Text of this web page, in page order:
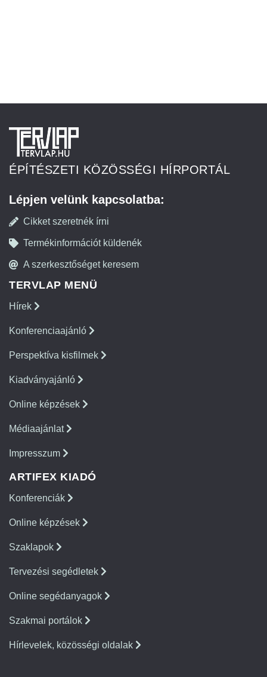
ÉPÍTÉSZETI KÖZÖSSÉGI HÍRPORTÁL
Lépjen velünk kapcsolatba:
Cikket szeretnék írni
Termékinformációt küldenék
A szerkesztőséget keresem
TERVLAP MENÜ
Hírek
Konferenciaajánló
Perspektíva kisfilmek
Kiadványajánló
Online képzések
Médiaajánlat
Impresszum
ARTIFEX KIADÓ
Konferenciák
Online képzések
Szaklapok
Tervezési segédletek
Online segédanyagok
Szakmai portálok
Hírlevelek, közösségi oldalak